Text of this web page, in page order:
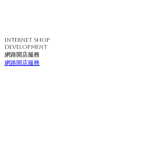
INTERNET SHOP
DEVELOPMENT
網路開店服務
網路開店服務